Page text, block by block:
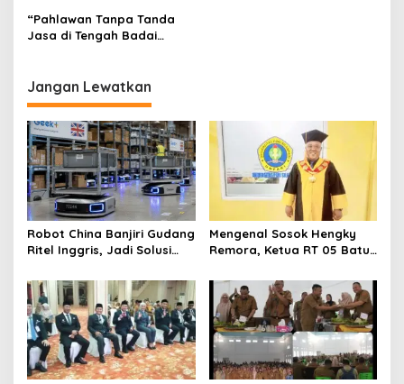
BKPSDM Lubuk Linggau
“Pahlawan Tanpa Tanda
Jasa di Tengah Badai
Jangan Lewatkan
Robot China Banjiri Gudang
Ritel Inggris, Jadi Solusi
Mengenal Sosok Hengky
Remora, Ketua RT 05 Batu
dan Dekat dengan Warga